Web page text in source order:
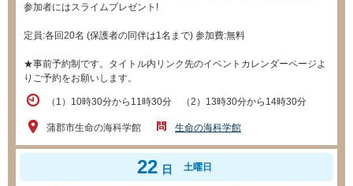
参加者にはスライムプレゼント!
定員:各回20名 (保護者の同伴は1名まで) 参加費:無料
★事前予約制です。タイトル内リンク先のイベントカレンダーページよ
りご予約をお願いします。
（1）10時30分から11時30分 （2）13時30分から14時30分
蒲郡市生命の海科学館 生命の海科学館
22 日 土曜日